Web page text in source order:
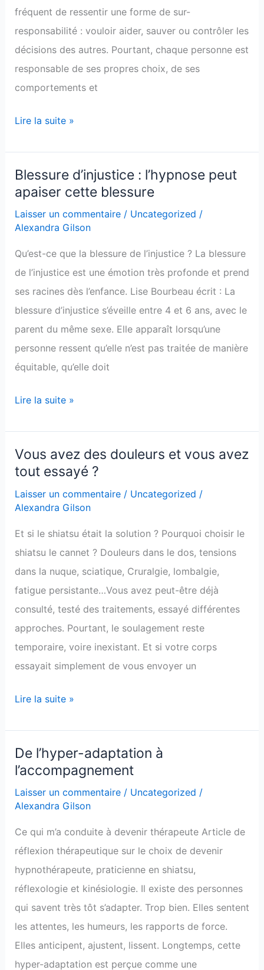
fréquent de ressentir une forme de sur-
responsabilité : vouloir aider, sauver ou contrôler les
décisions des autres. Pourtant, chaque personne est
responsable de ses propres choix, de ses
comportements et
des
autres
Lire la suite »
Blessure d’injustice : l’hypnose peut
apaiser cette blessure
Laisser un commentaire / Uncategorized /
Alexandra Gilson
Qu’est-ce que la blessure de l’injustice ? La blessure
de l’injustice est une émotion très profonde et prend
ses racines dès l’enfance. Lise Bourbeau écrit : La
blessure d’injustice s’éveille entre 4 et 6 ans, avec le
parent du même sexe. Elle apparaît lorsqu’une
personne ressent qu’elle n’est pas traitée de manière
équitable, qu’elle doit
Blessure
d’injustice
:
l’hypnose
peut
apaiser
cette
blessure
Lire la suite »
Vous avez des douleurs et vous avez
tout essayé ?
Laisser un commentaire / Uncategorized /
Alexandra Gilson
Et si le shiatsu était la solution ? Pourquoi choisir le
shiatsu le cannet ? Douleurs dans le dos, tensions
dans la nuque, sciatique, Cruralgie, lombalgie,
fatigue persistante…Vous avez peut-être déjà
consulté, testé des traitements, essayé différentes
approches. Pourtant, le soulagement reste
temporaire, voire inexistant. Et si votre corps
essayait simplement de vous envoyer un
Vous
avez
des
douleurs
et
vous
avez
tout
essayé
?
Lire la suite »
De l’hyper-adaptation à
l’accompagnement
Laisser un commentaire / Uncategorized /
Alexandra Gilson
Ce qui m’a conduite à devenir thérapeute Article de
réflexion thérapeutique sur le choix de devenir
hypnothérapeute, praticienne en shiatsu,
réflexologie et kinésiologie. Il existe des personnes
qui savent très tôt s’adapter. Trop bien. Elles sentent
les attentes, les humeurs, les rapports de force.
Elles anticipent, ajustent, lissent. Longtemps, cette
hyper-adaptation est perçue comme une
De
l’hyper-
adaptation
à
l’accompagnement